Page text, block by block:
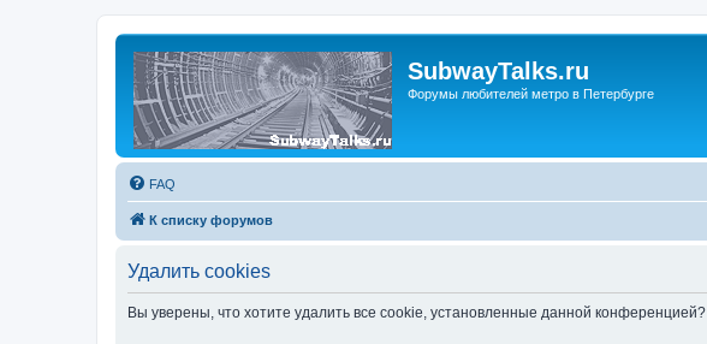
SubwayTalks.ru
Форумы любителей метро в Петербурге
FAQ
К списку форумов
Удалить cookies
Вы уверены, что хотите удалить все cookie, установленные данной конференцией?